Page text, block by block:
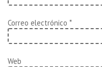
Correo electrónico *
Web